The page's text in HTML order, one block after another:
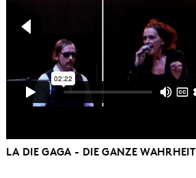
LA DIE GAGA - DIE GANZE WAHRHEIT